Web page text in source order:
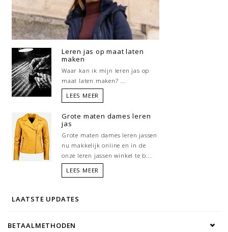
Leren jas op maat laten
maken
Waar kan ik mijn leren jas op
maat laten maken? ...
LEES MEER
Grote maten dames leren
jas
Grote maten dames leren jassen
nu makkelijk online en in de
onze leren jassen winkel te b...
LEES MEER
LAATSTE UPDATES
BETAALMETHODEN